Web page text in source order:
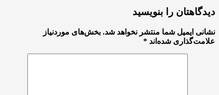
دیدگاهتان را بنویسید
نشانی ایمیل شما منتشر نخواهد شد. بخش‌های موردنیاز
علامت‌گذاری شده‌اند *